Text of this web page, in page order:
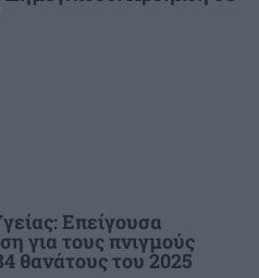
Επείγουσα
για τους πνιγμούς
θανάτους του 2025